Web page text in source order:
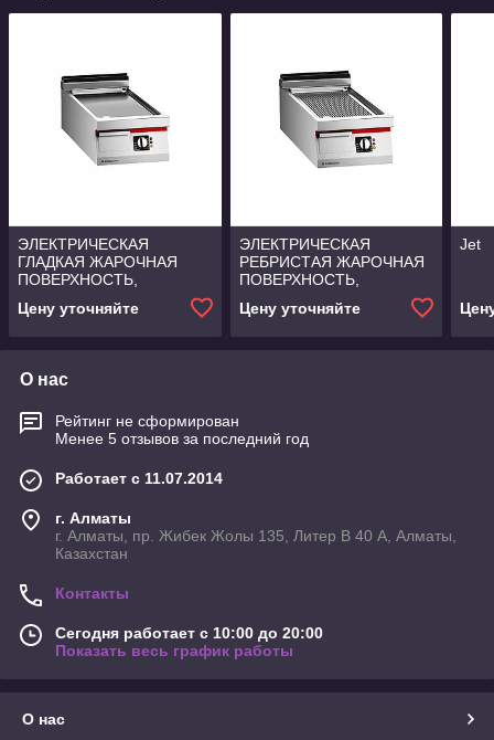
ЭЛЕКТРИЧЕСКАЯ
ГЛАДКАЯ ЖАРОЧНАЯ
ПОВЕРХНОСТЬ,
СИСТЕМА COOKING-PRO
Angelopo
Цену уточняйте
ЭЛЕКТРИЧЕСКАЯ
РЕБРИСТАЯ ЖАРОЧНАЯ
ПОВЕРХНОСТЬ,
СИСТЕМА COOKING-PRO
Angelopo
Цену уточняйте
Jet
О нас
Рейтинг не сформирован
Менее 5 отзывов за последний год
Работает с 11.07.2014
г. Алматы
г. Алматы, пр. Жибек Жолы 135, Литер В 40 А, Алматы,
Казахстан
Контакты
Сегодня работает с 10:00 до 20:00
Показать весь график работы
О нас